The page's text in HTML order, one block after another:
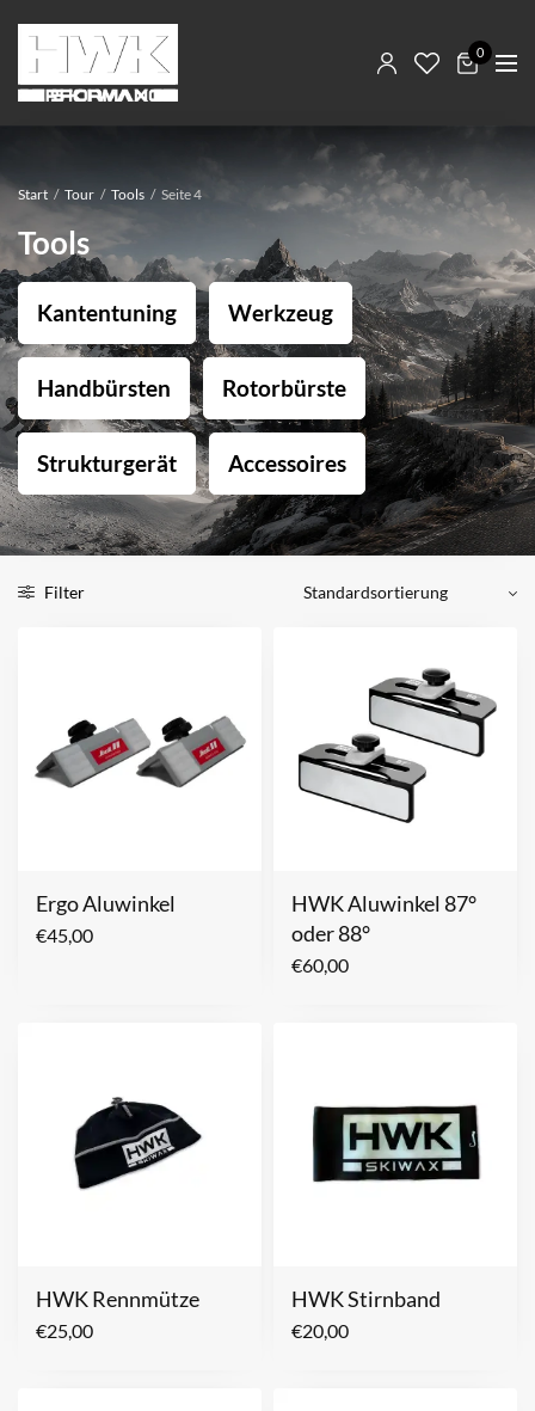
0
Start / Tour / Tools / Seite 4
Tools
Kantentuning Werkzeug
Handbürsten Rotorbürste
Strukturgerät Accessoires
Filter
Ergo Aluwinkel
€45,00
HWK Aluwinkel 87°
oder 88°
€60,00
HWK Rennmütze
€25,00
HWK Stirnband
€20,00